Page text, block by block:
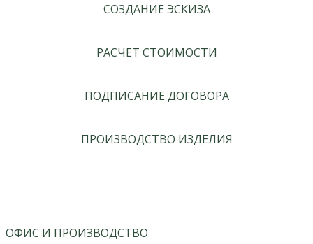
СОЗДАНИЕ ЭСКИЗА
РАСЧЕТ СТОИМОСТИ
ПОДПИСАНИЕ ДОГОВОРА
ПРОИЗВОДСТВО ИЗДЕЛИЯ
ОФИС И ПРОИЗВОДСТВО